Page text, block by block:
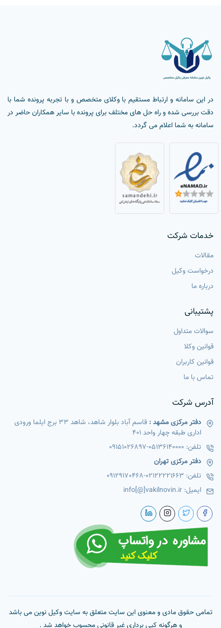
در این سامانه و ارتباط مستقیم با وکلای متخصص و با تجربه پرونده شما با
دقت بررسی شده و راه حل های مختلف برای پرونده با سایر همکاران حاضر در
سامانه به شما اعلام می گردد.
خدمات شرکت
مقالات
درخواست وکیل
درباره ما
پشتیبانی
سوالات متداول
قوانین وکلا
قوانین کاربران
تماس با ما
آدرس شرکت
دفتر مرکزی مشهد :
قاسم آباد بلوار شاهد، شاهد 33 برج ایلما ورودی
اداری طبقه چهار واحد 401
تلفن: 05136140000
-
09151026897
دفتر مرکزی تهران
تلفن: 02122221663
-
09129170468
ایمیل: info[@]vakilnovin.ir
تمامی حقوق مادی و معنوی این سایت متعلق به سایت وکیل نوین می باشد
و هرگونه کپی برداری غیر قانونی محسوب خواهد شد .